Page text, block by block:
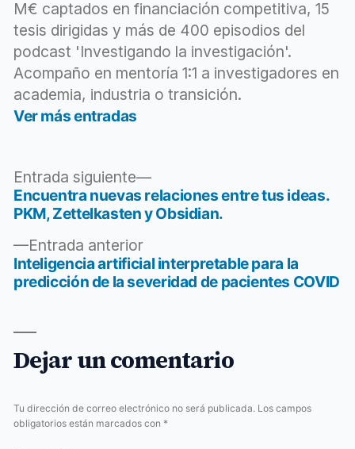
títulos
M€ captados en financiación competitiva, 15
tesis dirigidas y más de 400 episodios del
podcast 'Investigando la investigación'.
Acompaño en mentoría 1:1 a investigadores en
academia, industria o transición.
Ver más entradas
Navegación
de
entradas
Entrada anteriorEntrada
anterior:
Inteligencia artificial interpretable para la
predicción de la severidad de pacientes COVID
Entrada siguiente
Entrada
siguiente:
Encuentra nuevas relaciones entre tus ideas.
PKM, Zettelkasten y Obsidian.
Dejar un comentario
Tu dirección de correo electrónico no será publicada. Los campos
obligatorios están marcados con *